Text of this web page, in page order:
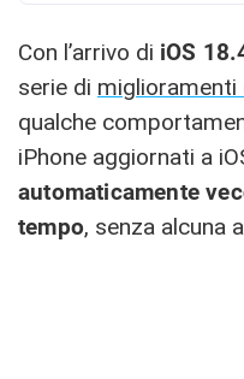
Con l’arrivo di iOS
serie di miglioramenti
qualche
iPhone aggiornati a
automaticamente
tempo, senza alcuna